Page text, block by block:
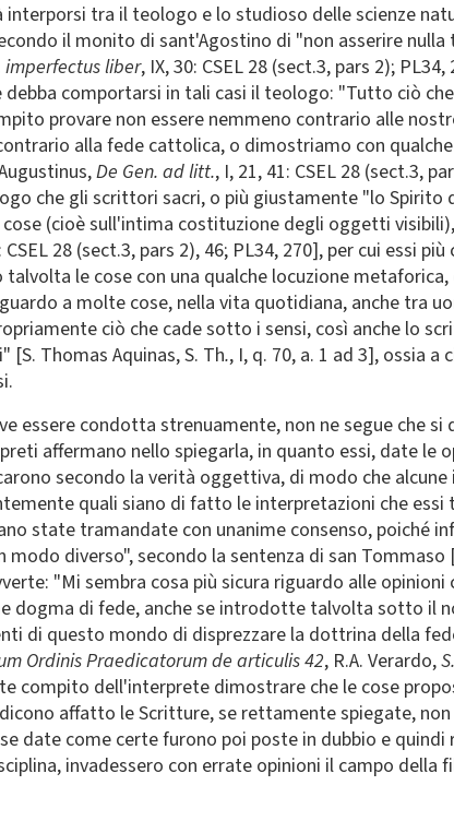
interporsi tra il teologo e lo studioso delle scienze
il monito di sant'Agostino di "non asserire
imperfectus liber, IX, 30: CSEL 28 (sect.3, pars 2);
comportarsi in tali casi il teologo: "Tutto ciò
provare non essere nemmeno contrario alle
alla fede cattolica, o dimostriamo con
De Gen. ad litt., I, 21, 41: CSEL 28 (sect.3,
che gli scrittori sacri, o più giustamente "lo Spirito
(cioè sull'intima costituzione degli oggetti
CSEL 28 (sect.3, pars 2), 46; PL34, 270], per cui essi
le cose con una qualche locuzione
a molte cose, nella vita quotidiana, anche tra
ciò che cade sotto i sensi, così anche lo
[S. Thomas Aquinas, S. Th., I, q. 70, a. 1 ad 3], ossia
essere condotta strenuamente, non ne segue che
affermano nello spiegarla, in quanto essi, date le
secondo la verità oggettiva, di modo che
quali siano di fatto le interpretazioni che
state tramandate con unanime consenso, poiché
diverso", secondo la sentenza di san Tommaso
"Mi sembra cosa più sicura riguardo alle
dogma di fede, anche se introdotte talvolta sotto il
di questo mondo di disprezzare la dottrina della
Ordinis Praedicatorum de articulis 42, R.A. Verardo,
compito dell'interprete dimostrare che le cose
affatto le Scritture, se rettamente spiegate,
date come certe furono poi poste in dubbio e
invadessero con errate opinioni il campo